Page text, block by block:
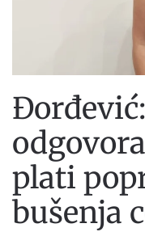
plati
bušenja